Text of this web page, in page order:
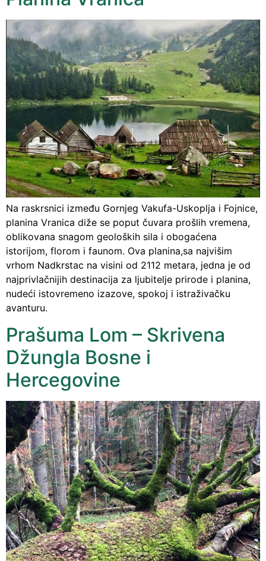
Na raskrsnici između Gornjeg Vakufa-Uskoplja i Fojnice,
planina Vranica diže se poput čuvara prošlih vremena,
oblikovana snagom geoloških sila i obogaćena
istorijom, florom i faunom. Ova planina,sa najvišim
vrhom Nadkrstac na visini od 2112 metara, jedna je od
najprivlačnijih destinacija za ljubitelje prirode i planina,
nudeći istovremeno izazove, spokoj i istraživačku
avanturu.
Prašuma Lom – Skrivena
Džungla Bosne i
Hercegovine